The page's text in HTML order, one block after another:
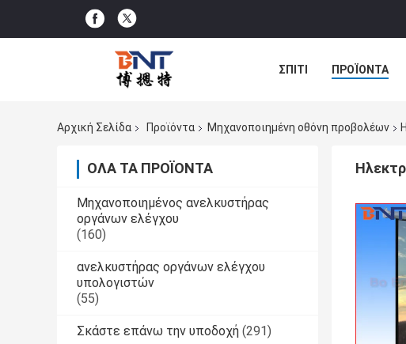
ΣΠΊΤΙ ΠΡΟΪΌΝΤΑ
Αρχική Σελίδα
Προϊόντα Μηχανοποιημένη οθόνη προβολέων
ΌΛΑ ΤΑ ΠΡΟΪΌΝΤΑ
Μηχανοποιημένος ανελκυστήρας
οργάνων ελέγχου
(160)
ανελκυστήρας οργάνων ελέγχου
υπολογιστών
(55)
Σκάστε επάνω την υποδοχή (291)